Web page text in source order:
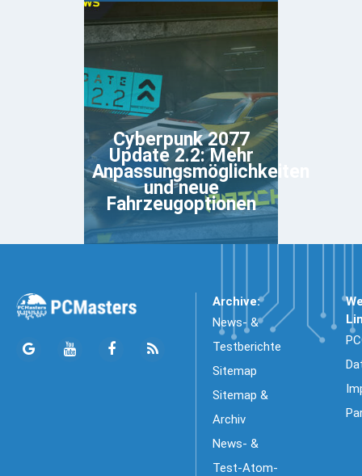
Cyberpunk 2077
Update 2.2: Mehr
Anpassungsmöglichkeiten
und neue
Fahrzeugoptionen
Archive:
News- &
Testberichte
Sitemap
Sitemap &
Archiv
News- &
Test-Atom-